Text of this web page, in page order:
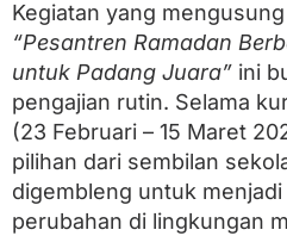
a
n
t
n
R
a
m
a
d
Kegiatan yang
“Pesantren Ramadan
untuk Padang Juara” ini
pengajian rutin. Selama
(23 Februari – 15 Maret
pilihan dari sembilan
digembleng untuk
perubahan di lingkungan